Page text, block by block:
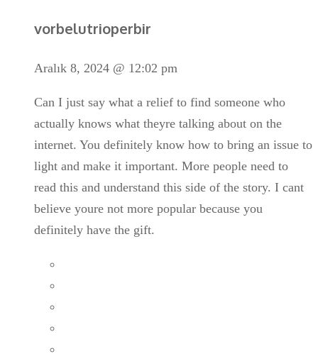
vorbelutrioperbir
Aralık 8, 2024 @ 12:02 pm
Can I just say what a relief to find someone who
actually knows what theyre talking about on the
internet. You definitely know how to bring an issue to
light and make it important. More people need to
read this and understand this side of the story. I cant
believe youre not more popular because you
definitely have the gift.